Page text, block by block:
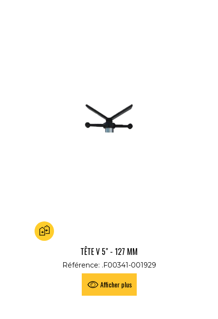
TÊTE V 5" - 127 MM
Référence: .F00341-001929
Afficher plus